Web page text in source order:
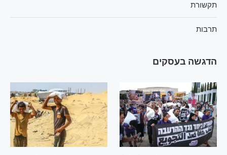
תקשורת
תרבות
הדגשה בעסקים